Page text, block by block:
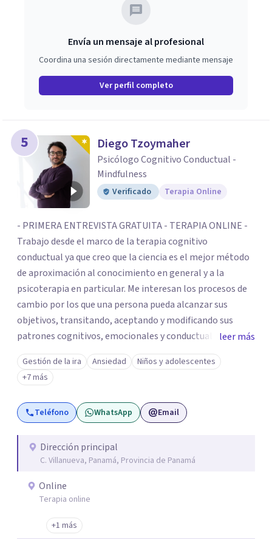
Envía un mensaje al profesional
Coordina una sesión directamente mediante mensaje
Ver perfil completo
5 Diego Tzoymaher
Psicólogo Cognitivo Conductual -
Mindfulness
Verificado Terapia Online
- PRIMERA ENTREVISTA GRATUITA - TERAPIA ONLINE -
Trabajo desde el marco de la terapia cognitivo
conductual ya que creo que la ciencia es el mejor método
de aproximación al conocimiento en general y a la
psicoterapia en particular. Me interesan los procesos de
cambio por los que una persona pueda alcanzar sus
objetivos, transitando, aceptando y modificando sus
patrones cognitivos, emocionales y conductuales.
Abordo patologías específicas como trastornos de
ansiedad y del ánimo, y también crisis vitales y procesos
de crecimiento personal.
leer más
Gestión de la ira Ansiedad
Niños y adolescentes
+7 más
Teléfono WhatsApp Email
Dirección principal
C. Villanueva, Panamá, Provincia de Panamá
Online
Terapia online
+1 más